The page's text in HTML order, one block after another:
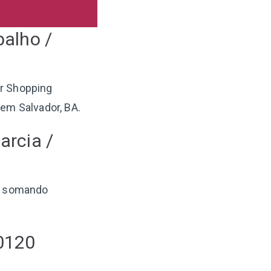
/
Shopping
Salvador, BA.
/
somando